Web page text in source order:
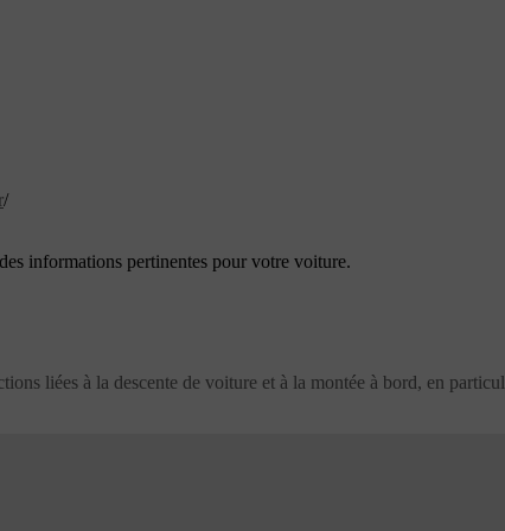
/
informations pertinentes pour votre voiture.
liées à la descente de voiture et à la montée à bord, en